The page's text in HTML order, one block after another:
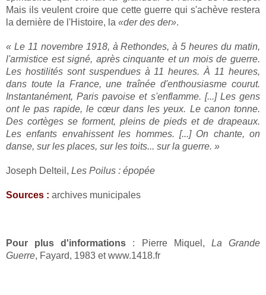
Mais ils veulent croire que cette guerre qui s'achève restera
la dernière de l'Histoire, la «der des der».
« Le 11 novembre 1918, à Rethondes, à 5 heures du matin,
l'armistice est signé, après cinquante et un mois de guerre.
Les hostilités sont suspendues à 11 heures. À 11 heures,
dans toute la France, une traînée d'enthousiasme courut.
Instantanément, Paris pavoise et s'enflamme. [...] Les gens
ont le pas rapide, le cœur dans les yeux. Le canon tonne.
Des cortèges se forment, pleins de pieds et de drapeaux.
Les enfants envahissent les hommes. [...] On chante, on
danse, sur les places, sur les toits... sur la guerre. »
Joseph Delteil, Les Poilus : épopée
Sources : archives municipales
Pour plus d'informations : Pierre Miquel, La Grande
Guerre, Fayard, 1983 et www.1418.fr